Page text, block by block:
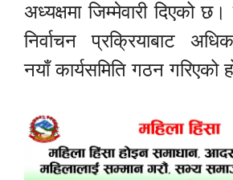
अध्यक्षमा जिम्मेवारी दिएको
निर्वाचन प्रक्रियाबाट
नयाँ कार्यसमिति गठन गरिएको